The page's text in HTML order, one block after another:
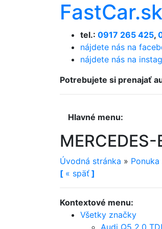
FastCar.sk
tel.: 0917 265 425,
nájdete nás na
nájdete nás na
Potrebujete si prenajať
Hlavné menu:
MERCEDES-
Úvodná stránka »
[ « späť ]
Kontextové menu:
Všetky značky
Audi Q5 2.0